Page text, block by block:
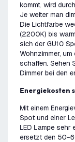
kommt, wird
Je weiter man
Die Lichtfarbe
(2200K) bis
sich der GU10
Wohnzimmer,
schaffen. Sehen
Dimmer bei den
Energiekosten
Mit einem
Spot und einer
LED Lampe sehr
ersetzt den 50-